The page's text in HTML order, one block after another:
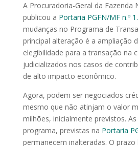
A Procuradoria-Geral da Fazenda
publicou a Portaria PGFN/MF n.º
mudanças no Programa de
principal alteração é a ampliação
elegibilidade para a transação na
judicializados nos casos de
de alto impacto econômico.
Agora, podem ser negociados
mesmo que não atinjam o valor
milhões, inicialmente previstos.
programa, previstas na Portaria
permanecem inalteradas. O prazo